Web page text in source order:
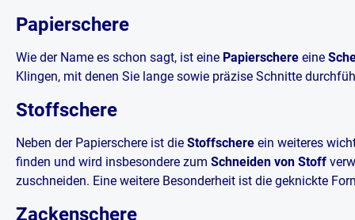
Papierschere
Wie der Name es schon sagt, ist eine Papierschere eine
Klingen, mit denen Sie lange sowie präzise Schnitte
Stoffschere
Neben der Papierschere ist die Stoffschere ein weiteres
finden und wird insbesondere zum Schneiden von Stoff
zuschneiden. Eine weitere Besonderheit ist die geknickte
Zackenschere